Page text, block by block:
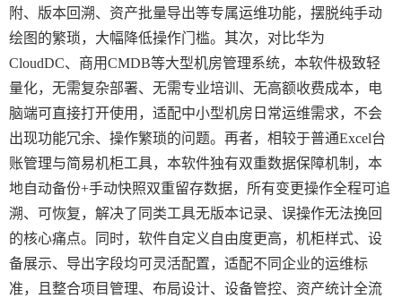
附、版本回溯、资产批量导出等专属运维功能，摆脱纯手动
绘图的繁琐，大幅降低操作门槛。其次，对比华为
CloudDC、商用CMDB等大型机房管理系统，本软件极致轻
量化，无需复杂部署、无需专业培训、无高额收费成本，电
脑端可直接打开使用，适配中小型机房日常运维需求，不会
出现功能冗余、操作繁琐的问题。再者，相较于普通Excel台
账管理与简易机柜工具，本软件独有双重数据保障机制，本
地自动备份+手动快照双重留存数据，所有变更操作全程可追
溯、可恢复，解决了同类工具无版本记录、误操作无法挽回
的核心痛点。同时，软件自定义自由度更高，机柜样式、设
备展示、导出字段均可灵活配置，适配不同企业的运维标
准，且整合项目管理、布局设计、设备管控、资产统计全流